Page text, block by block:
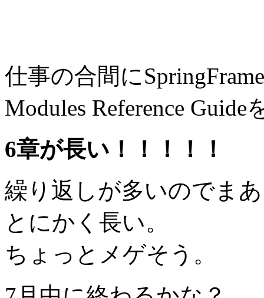
仕事の合間に
Modules Reference
6章が長い！！！！！
繰り返しが多いのでま
とにかく長い。
ちょっとメゲそう。